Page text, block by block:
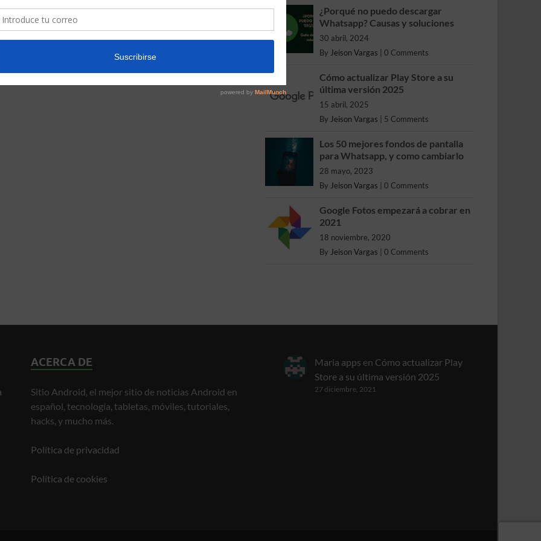
¿Porqué no puedo descargar
Whatsapp? Causas y soluciones
30 abril, 2024
By Jeison Vargas |0 Comments
Cómo actualizar Play Store a su
última versión 2025
15 abril, 2025
By Jeison Vargas 5 Comments
Los 50 mejores fondos de pantalla
para Whatsapp, y como cambiarlo
28 mayo, 2023
By Jeison Vargas |0 Comments
Google Fotos empezará a cobrar en
2021
18 noviembre, 2020
By Jeison Vargas |0 Comments
ACERCA DE
Sitio Android, el mejor sitio de noticias Android en
español, tecnología, tabletas, móviles, tutoriales,
hacks, y mucho más.
Política de privacidad
Política de cookies
Maria apps en Cómo actualizar Play
Store a su última versión 2025
27 diciembre, 2021